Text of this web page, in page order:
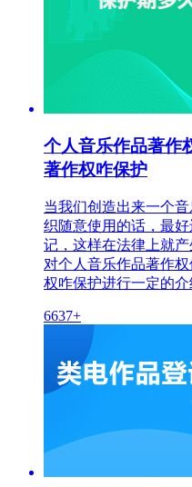
个人音乐作品著作
著作权咋保护
当我们创造出来一个
织随意使用的话，最
记，这样在法律上就
对个人音乐作品著作
权咋保护进行一定的介
6637+